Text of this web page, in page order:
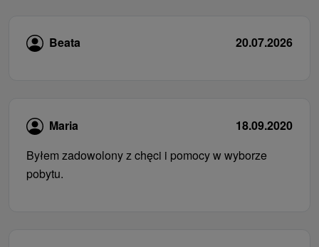
Beata 20.07.2026
Maria
18.09.2020
Byłem zadowolony z chęci i pomocy w wyborze
pobytu.